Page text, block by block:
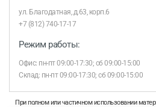
ул. Благодатная, д.63, корп.6
+7 (812) 740-17-17
Режим работы:
Офис: пн-пт 09:00-17:30; сб 09:00-15:00
Склад: пн-пт 09:00-17:30; сб 09:00-15:00
При полном или частичном использовании